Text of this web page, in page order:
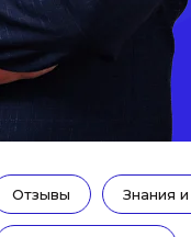
Отзывы Знания